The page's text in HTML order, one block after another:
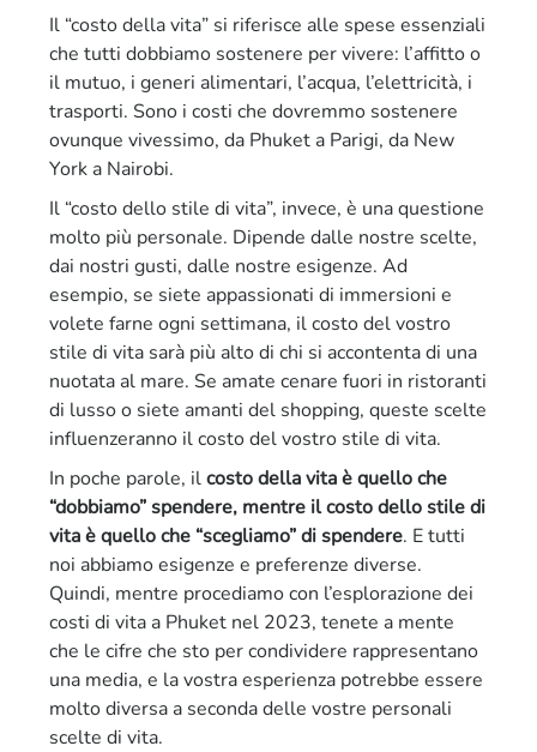
Il “costo della vita” si riferisce alle spese essenziali
che tutti dobbiamo sostenere per vivere: l’affitto o
il mutuo, i generi alimentari, l’acqua, l’elettricità, i
trasporti. Sono i costi che dovremmo sostenere
ovunque vivessimo, da Phuket a Parigi, da New
York a Nairobi.
Il “costo dello stile di vita”, invece, è una questione
molto più personale. Dipende dalle nostre scelte,
dai nostri gusti, dalle nostre esigenze. Ad
esempio, se siete appassionati di immersioni e
volete farne ogni settimana, il costo del vostro
stile di vita sarà più alto di chi si accontenta di una
nuotata al mare. Se amate cenare fuori in ristoranti
di lusso o siete amanti del shopping, queste scelte
influenzeranno il costo del vostro stile di vita.
In poche parole, ilcosto della vita è quello che
“dobbiamo” spendere, mentre il costo dello stile di
vita è quello che “scegliamo” di spendere. E tutti
noi abbiamo esigenze e preferenze diverse.
Quindi, mentre procediamo con l’esplorazione dei
costi di vita a Phuket nel 2023, tenete a mente
che le cifre che sto per condividere rappresentano
una media, e la vostra esperienza potrebbe essere
molto diversa a seconda delle vostre personali
scelte di vita.